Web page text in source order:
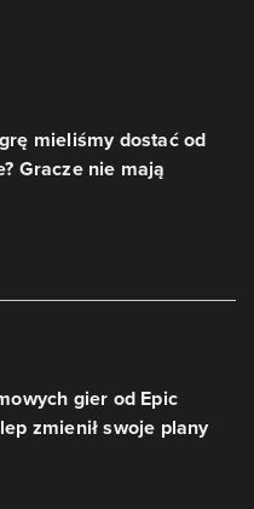
mieliśmy dostać od
Gracze nie mają
gier od Epic
zmienił swoje plany